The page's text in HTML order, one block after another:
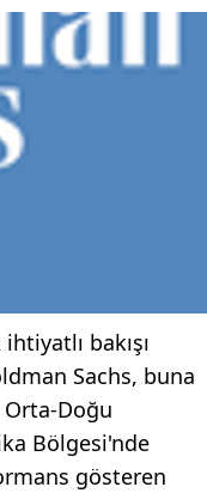
bakışı
Sachs, buna
Orta-Doğu
Bölgesi'nde
gösteren